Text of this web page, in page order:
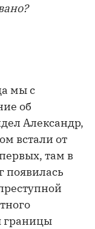
мы с
об
Александр,
встали от
там в
появилась
границы